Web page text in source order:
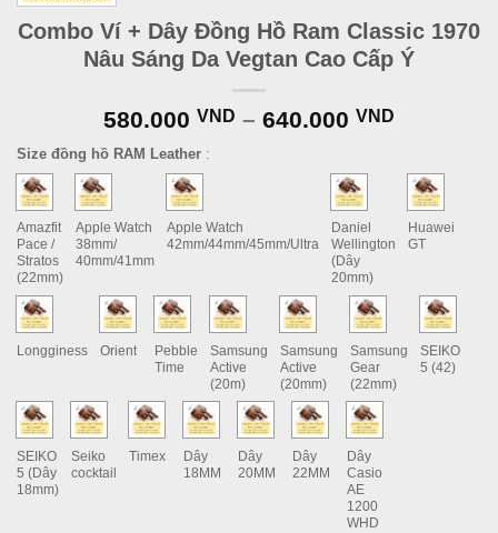
Combo Ví + Dây Đồng Hồ Ram Classic 1970
Nâu Sáng Da Vegtan Cao Cấp Ý
580.000 VND – 640.000 VND
Size đồng hồ RAM Leather :
Amazfit
Pace /
Stratos
(22mm)
Apple Watch
38mm/
40mm/41mm
Apple Watch
42mm/44mm/45mm/Ultra
Daniel
Wellington
(Dây
20mm)
Huawei
GT
Longginess Orient
Pebble
Time
Samsung
Active
(20m)
Samsung
Active
(20mm)
Samsung
Gear
(22mm)
SEIKO
5 (42)
SEIKO
5 (Dây
18mm)
Seiko
cocktail
Timex
Dây
18MM
Dây
20MM
Dây
22MM
Dây
Casio
AE
1200
WHD